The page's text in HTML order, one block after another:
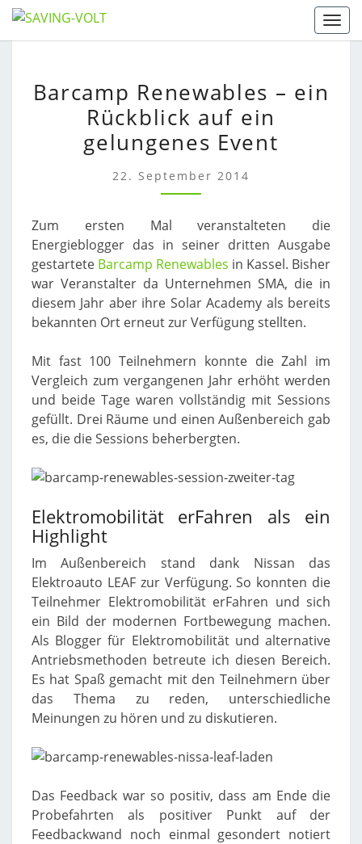
Skip
to
RENEWABLES
–
EIN
RÜCKBLICK
AUF
EIN
EVENT
Barcamp Renewables – ein
Rückblick auf ein
gelungenes Event
22. September 2014
Zum ersten Mal veranstalteten die
Energieblogger das in seiner dritten Ausgabe
gestartete Barcamp Renewables in Kassel. Bisher
war Veranstalter da Unternehmen SMA, die in
diesem Jahr aber ihre Solar Academy als bereits
bekannten Ort erneut zur Verfügung stellten.
Mit fast 100 Teilnehmern konnte die Zahl im
Vergleich zum vergangenen Jahr erhöht werden
und beide Tage waren vollständig mit Sessions
gefüllt. Drei Räume und einen Außenbereich gab
es, die die Sessions beherbergten.
Elektromobilität erFahren als ein
Highlight
Im Außenbereich stand dank Nissan das
Elektroauto LEAF zur Verfügung. So konnten die
Teilnehmer Elektromobilität erFahren und sich
ein Bild der modernen Fortbewegung machen.
Als Blogger für Elektromobilität und alternative
Antriebsmethoden betreute ich diesen Bereich.
Es hat Spaß gemacht mit den Teilnehmern über
das Thema zu reden, unterschiedliche
Meinungen zu hören und zu diskutieren.
Das Feedback war so positiv, dass am Ende die
Probefahrten als positiver Punkt auf der
Feedbackwand noch einmal gesondert notiert